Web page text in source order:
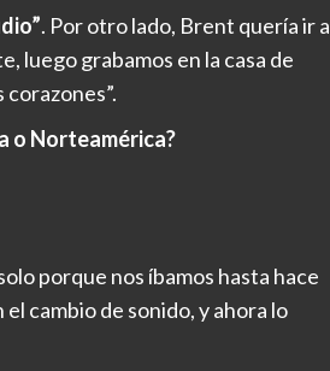
. Por otro lado, Brent quería ir a
luego grabamos en la casa de
o Norteamérica?
porque nos íbamos hasta hace
cambio de sonido, y ahora lo